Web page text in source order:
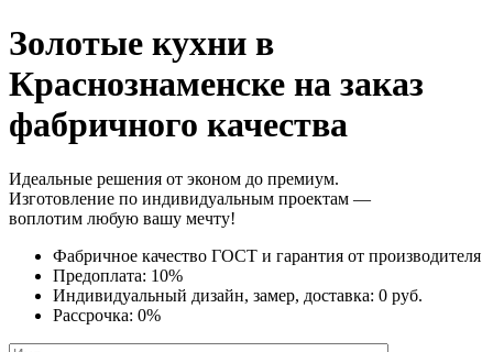
Золотые кухни в
Краснознаменске на заказ
фабричного качества
Идеальные решения от эконом до премиум.
Изготовление по индивидуальным проектам —
воплотим любую вашу мечту!
Фабричное качество ГОСТ и гарантия от производителя
Предоплата: 10%
Индивидуальный дизайн, замер, доставка: 0 руб.
Рассрочка: 0%